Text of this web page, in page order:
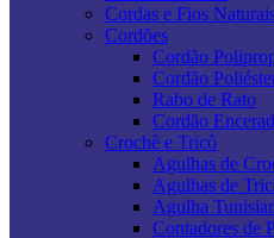
Cordas e Fios
Cordões
Cordão
Cordão
Rabo de Rato
Cordão
Crochê e Tricô
Agulhas de
Agulhas de
Agulha
Contadores de